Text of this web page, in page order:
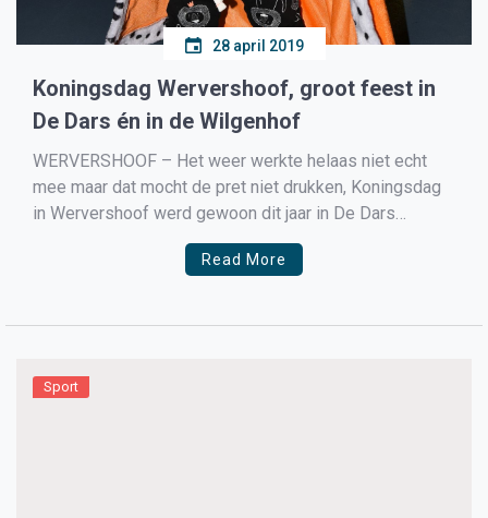
28 april 2019
Koningsdag Wervershoof, groot feest in
De Dars én in de Wilgenhof
WERVERSHOOF – Het weer werkte helaas niet echt
mee maar dat mocht de pret niet drukken, Koningsdag
in Wervershoof werd gewoon dit jaar in De Dars
gehouden en daar was het vanaf het eerste moment
druk. Veel mensen bezochten de vrijmarkt, keken naar
Read More
Sport